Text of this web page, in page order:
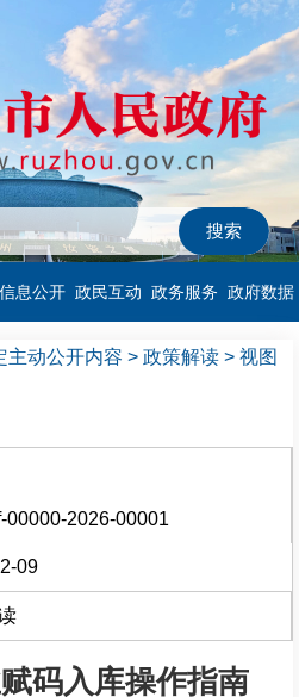
息公开 政民互动 政务服务 政府数据
主动公开内容 > 政策解读 > 视图
00000-2026-00001
09
码入库操作指南